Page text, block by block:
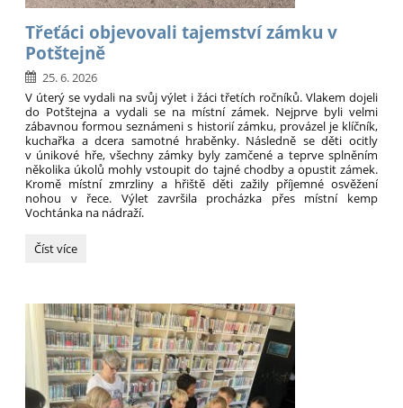
Třeťáci objevovali tajemství zámku v
Potštejně
25. 6. 2026
V úterý se vydali na svůj výlet i žáci třetích ročníků. Vlakem dojeli
do Potštejna a vydali se na místní zámek. Nejprve byli velmi
zábavnou formou seznámeni s historií zámku, provázel je klíčník,
kuchařka a dcera samotné hraběnky. Následně se děti ocitly
v únikové hře, všechny zámky byly zamčené a teprve splněním
několika úkolů mohly vstoupit do tajné chodby a opustit zámek.
Kromě místní zmrzliny a hřiště děti zažily příjemné osvěžení
nohou v řece. Výlet završila procházka přes místní kemp
Vochtánka na nádraží.
Třeťáci
Potštejně:
Číst více